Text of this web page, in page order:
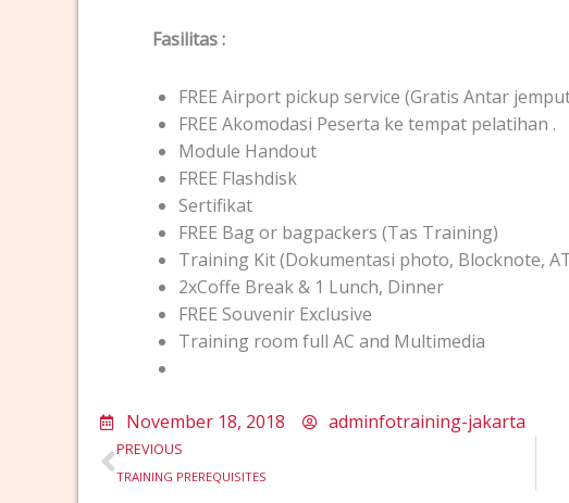
Fasilitas:
FREE Airport pickup service (Gratis Antar
FREE Akomodasi Peserta ke tempat pelatihan .
Module Handout
FREE Flashdisk
Sertifikat
FREE Bag or bagpackers (Tas Training)
Training Kit (Dokumentasi photo, Blocknote,
2xCoffe Break & 1 Lunch, Dinner
FREE Souvenir Exclusive
Training room full AC and Multimedia
November 18, 2018 adminfotraining-jakarta
Prev
PREVIOUS
TRAINING PREREQUISITES